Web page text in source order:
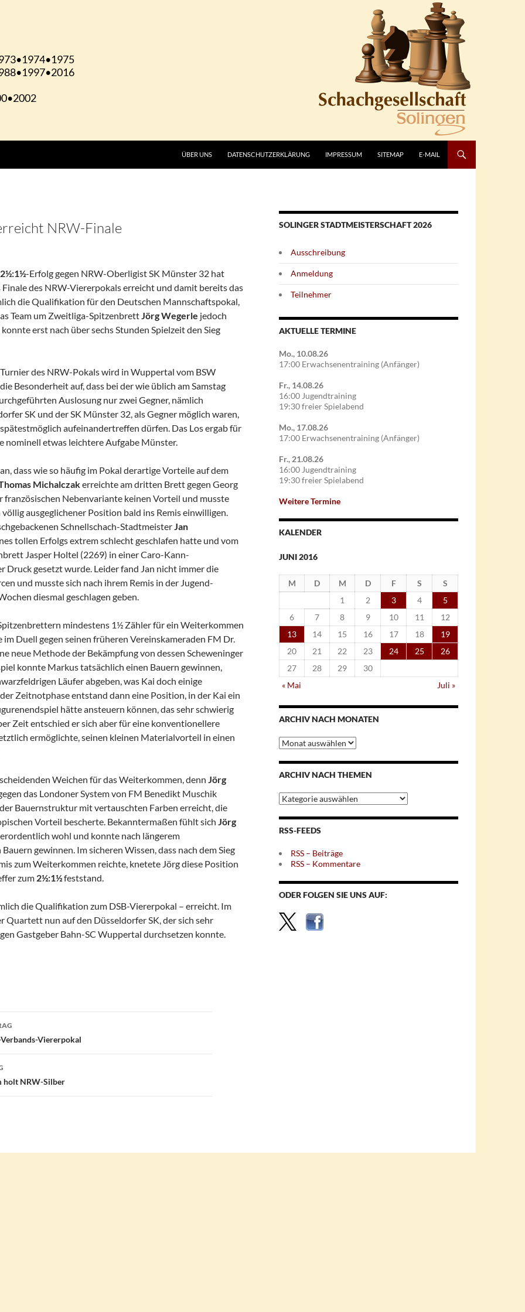
ÜBER UNS DATENSCHUTZERKLÄRUNG IMPRESSUM SITEMAP E-MAIL
NRW-Finale
2½:1½-Erfolg gegen NRW-Oberligist SK Münster 32 hat
des NRW-Viererpokals erreicht und damit bereits das
die Qualifikation für den Deutschen Mannschaftspokal,
Team um Zweitliga-SpitzenbrettJörg Wegerle jedoch
erst nach über sechs Stunden Spielzeit den Sieg
des NRW-Pokals wird in Wuppertal vom BSW
Besonderheit auf, dass bei der wie üblich am Samstag
Auslosung nur zwei Gegner, nämlich
SK und der SK Münster 32, als Gegner möglich waren,
aufeinandertreffen dürfen. Das Los ergab für
nominell etwas leichtere Aufgabe Münster.
dass wie so häufig im Pokal derartige Vorteile auf dem
Michalczakerreichte am dritten Brett gegen Georg
Nebenvariante keinen Vorteil und musste
ausgeglichener Position bald ins Remis einwilligen.
Schnellschach-StadtmeisterJan
tollen Erfolgs extrem schlecht geschlafen hatte und vom
Jasper Holtel (2269) in einer Caro-Kann-
Druck gesetzt wurde. Leider fand Jan nicht immer die
und musste sich nach ihrem Remis in der Jugend-
diesmal geschlagen geben.
mindestens 1½ Zähler für ein Weiterkommen
im Duell gegen seinen früheren Vereinskameraden FM Dr.
neue Methode der Bekämpfung von dessen Scheweninger
konnte Markus tatsächlich einen Bauern gewinnen,
Läufer abgeben, was Kai doch einige
Zeitnotphase entstand dann eine Position, in der Kai ein
hätte ansteuern können, das sehr schwierig
Zeit entschied er sich aber für eine konventionellere
ermöglichte, seinen kleinen Materialvorteil in einen
Weichen für das Weiterkommen, denn Jörg
das Londoner System von FM Benedikt Muschik
Bauernstruktur mit vertauschten Farben erreicht, die
Vorteil bescherte. Bekanntermaßen fühlt sich Jörg
wohl und konnte nach längerem
gewinnen. Im sicheren Wissen, dass nach dem Sieg
zum Weiterkommen reichte, knetete Jörg diese Position
zum 2½:1½feststand.
die Qualifikation zum DSB-Viererpokal – erreicht. Im
Quartett nun auf den Düsseldorfer SK, der sich sehr
Gastgeber Bahn-SC Wuppertal durchsetzen konnte.
Viererpokal
holt NRW-Silber
SOLINGER STADTMEISTERSCHAFT 2026
Ausschreibung
Anmeldung
Teilnehmer
AKTUELLE TERMINE
Mo., 10.08.26
17:00 Erwachsenentraining (Anfänger)
Fr., 14.08.26
16:00 Jugendtraining
19:30 freier Spielabend
Mo., 17.08.26
17:00 Erwachsenentraining (Anfänger)
Fr., 21.08.26
16:00 Jugendtraining
19:30 freier Spielabend
Weitere Termine
KALENDER
JUNI 2016
M D M D F S
S
1
2 3 4
5
6
7 8 9 10 11
12
13
14 15 16 17 18
19
20
21 22 23 24 25
26
27
28 29
30
« Mai
Juli »
ARCHIV NACH MONATEN
Archiv
nach
Monaten
ARCHIV NACH THEMEN
Archiv
nach
Themen
RSS-FEEDS
RSS – Beiträge
RSS – Kommentare
ODER FOLGEN SIE UNS AUF: